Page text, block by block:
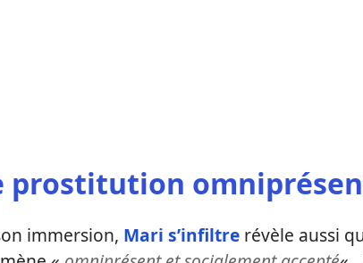
prostitution
immersion, Mari s’infiltre révèle aussi